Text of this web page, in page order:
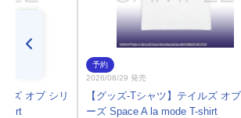
ズ オブ シリ
shirt
予約
2026/08/29 発売
【グッズ-Tシャツ】テイルズ オ
ーズ Space A la mode T-shirt